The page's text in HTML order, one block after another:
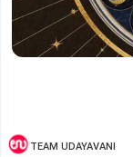
TEAM UDAYAVANI